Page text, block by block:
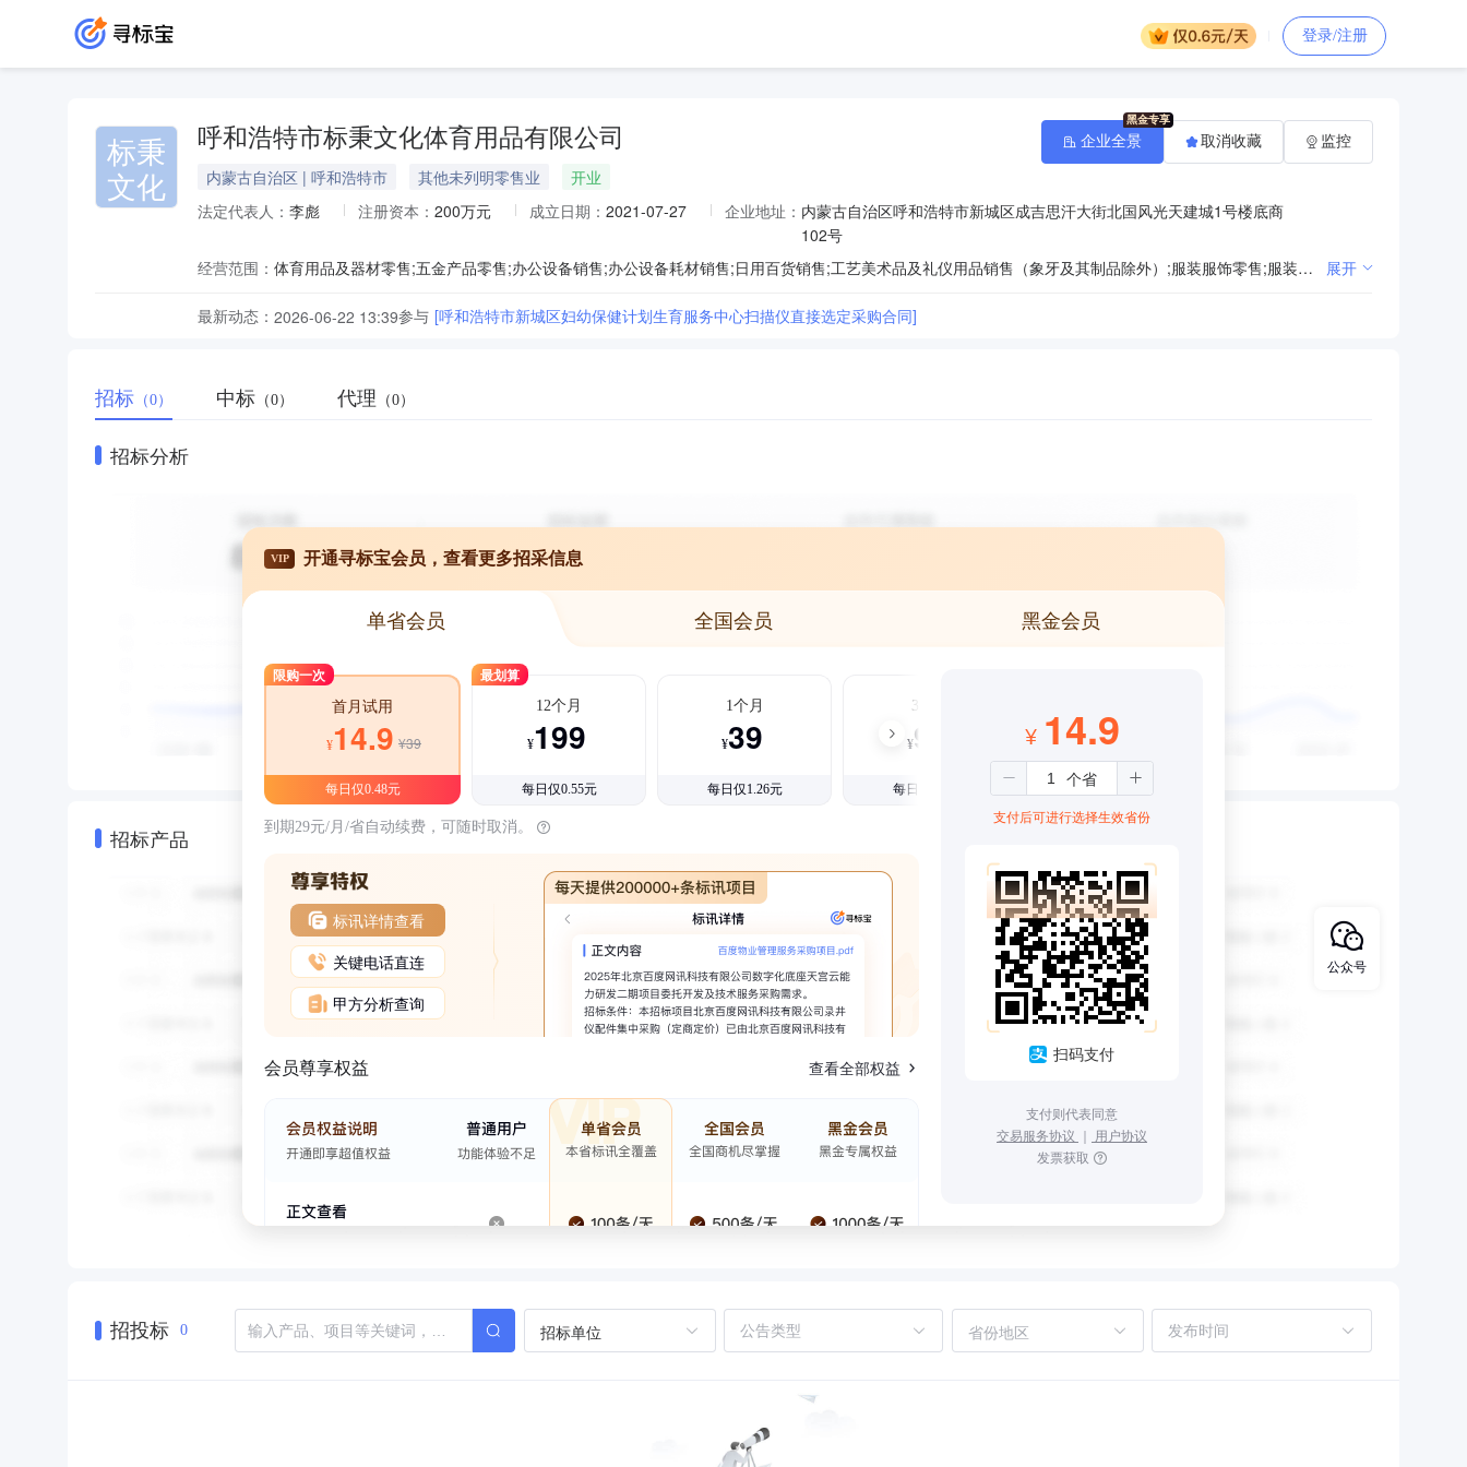
登录/注册
标秉
文化
呼和浩特市标秉文化体育用品有限公司
内蒙古自治区 | 呼和浩特市 其他未列明零售业
开业
法定代表人： 李彪 注册资本： 200万元 成立日期： 2021-07-27 企业地址： 内蒙古自治区呼和浩特市新城区成吉思汗大街北国风光天建城1号楼底商
102号
经营范围：
体育用品及器材零售;五金产品零售;办公设备销售;办公设备耗材销售;日用百货销售;工艺美术品及礼仪用品销售（象牙及其制品除外）;服装服饰零售;服装服饰出租;体育赛事策划;文具用品零售;办公用品销售;家具零配件销售;家具销售;建筑装饰材料销售;教学用模型及教具销售;玩具、动漫及游艺用品销售;电子产品销售;照相器材及望远镜零售;家用电器销售;计算机软硬件及辅助设备批发;厨具卫具及日用杂品零售;针纺织品销售;文化用品设备出租;住宅水电安装维护服务;物业管理;家政服务;通讯设备销售;会议及展览服务;组织文化艺术交流活动;信息咨询服务（不含许可类信息咨询服务）;广告制作;图文设计制作;货物进出口;技术进出口;出版物印刷;出版物零售;住宅室内装饰装修;建设工程施工;第二类增值电信业务;网络文化经营;出版物批发 展开
最新动态： 2026-06-22 13:39参与 [呼和浩特市新城区妇幼保健计划生育服务中心扫描仪直接选定采购合同]
企业全景 取消收藏 监控
招标 （0） 中标 （0） 代理 （0）
招标分析
招标产品
VIP 开通寻标宝会员，查看更多招采信息
单省会员 全国会员 黑金会员
限购一次
首月试用
¥14.9 ¥39
每日仅0.48元
最划算
12个月
¥199
每日仅0.55元
1个月
¥39
每日仅1.26元
3个月
¥99
每日仅1.08元
到期29元/月/省自动续费，可随时取消。
标讯详情查看
关键电话直连
甲方分析查询
会员尊享权益 查看全部权益
¥ 14.9
支付后可进行选择生效省份
扫码支付
支付则代表同意
交易服务协议 ｜ 用户协议
发票获取
招投标 0 招标单位 省份地区
公众号